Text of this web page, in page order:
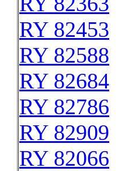
RY 82453
RY 82588
RY 82684
RY 82786
RY 82909
RY 82066